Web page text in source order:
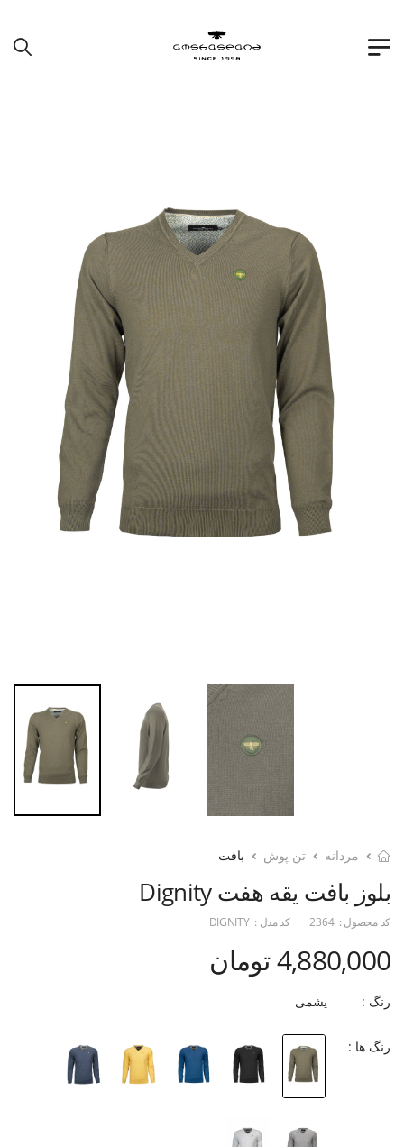
مردانه تن پوش بافت
بلوز بافت یقه هفت Dignity
کد محصول : 2364 کد مدل : DIGNITY
4,880,000 تومان
رنگ : یشمی
رنگ ها :